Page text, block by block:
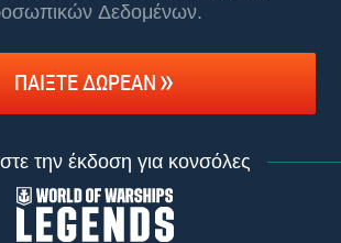
Δεδομένων.
ΠΑΊΞΤΕ ΔΩΡΕΆΝ
την έκδοση για κονσόλες